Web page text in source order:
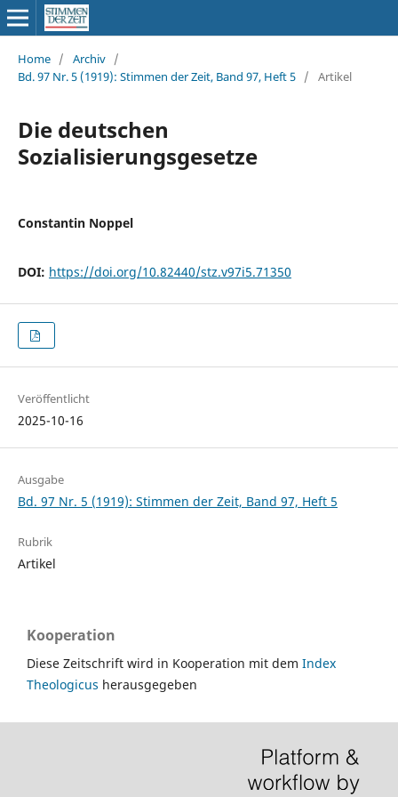
Home / Archiv /
Bd. 97 Nr. 5 (1919): Stimmen der Zeit, Band 97, Heft 5 / Artikel
Die deutschen
Sozialisierungsgesetze
Constantin Noppel
DOI: https://doi.org/10.82440/stz.v97i5.71350
Veröffentlicht
2025-10-16
Ausgabe
Bd. 97 Nr. 5 (1919): Stimmen der Zeit, Band 97, Heft 5
Rubrik
Artikel
Kooperation
Diese Zeitschrift wird in Kooperation mit dem Index
Theologicus herausgegeben